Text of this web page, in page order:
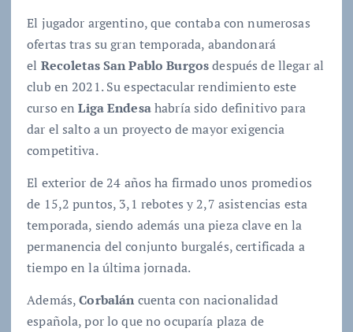
El jugador argentino, que contaba con numerosas
ofertas tras su gran temporada, abandonará
el Recoletas San Pablo Burgosdespués de llegar al
club en 2021. Su espectacular rendimiento este
curso enLiga Endesahabría sido definitivo para
dar el salto a un proyecto de mayor exigencia
competitiva.
El exterior de 24 años ha firmado unos promedios
de 15,2 puntos, 3,1 rebotes y 2,7 asistencias esta
temporada, siendo además una pieza clave en la
permanencia del conjunto burgalés, certificada a
tiempo en la última jornada.
Además,Corbalán cuenta con nacionalidad
española, por lo que no ocuparía plaza de